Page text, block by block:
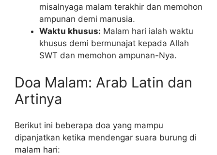
misalnyaga malam terakhir dan memohon
ampunan demi manusia.
Waktu khusus: Malam hari ialah waktu
khusus demi bermunajat kepada Allah
SWT dan memohon ampunan-Nya.
Doa Malam: Arab Latin dan
Artinya
Berikut ini beberapa doa yang mampu
dipanjatkan ketika mendengar suara burung di
malam hari: